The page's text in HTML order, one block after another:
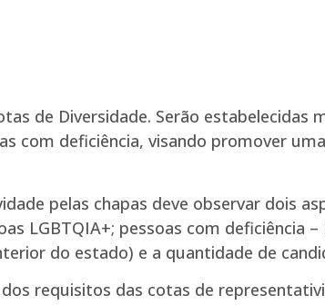
de Diversidade. Serão
com deficiência, visando promover
pelas chapas deve observar dois
LGBTQIA+; pessoas com deficiência
do estado) e a quantidade de
requisitos das cotas de